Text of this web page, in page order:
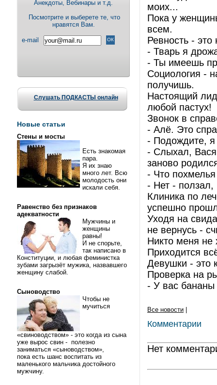
Анекдоты, Вебинары и т.д.
Посмотрите и выберете те, что
нравятся Вам.
e-mail
Слушать ПОДКАСТЫ онлайн
Новые статьи
Стены и мосты
Есть знакомая
пара.
Я их знаю
много лет. Всю
молодость они
искали себя.
Равенство без признаков
адекватности
Мужчины и
женщины
равны!
И не спорьте,
так написано в
Конституции, и любая феминистка
зубами загрызёт мужика, назвавшего
женщину слабой.
Сыноводство
Чтобы не
мучиться
«свиноводством» - это когда из сына
уже вырос свин - полезно
заниматься «сыноводством»,
пока есть шанс воспитать из
маленького мальчика достойного
мужчину.
моих...
Пока у
всем.
Ревность - это
- Тварь я
- Ты имеешь
Социология -
получишь.
Настоящий
любой пастух!
Звонок в
- Алё. Это
- Подождите, я
- Слыхал,
заново
- Что
- Нет - ползал,
Клиника по
успешно
Уходя на
не вернусь -
Никто меня не
Приходится
Девушки - это
Проверка на
- У вас
Все новости
Комментарии
Нет